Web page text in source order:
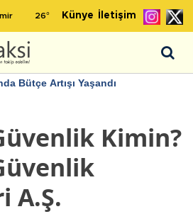
26° Künye İletişim
Bütçe Artışı Yaşandı
Kimin?
A.Ş.